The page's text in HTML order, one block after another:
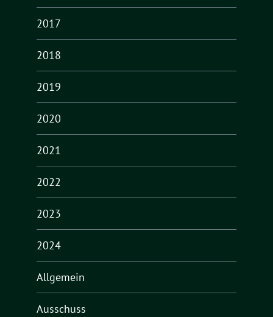
2017
2018
2019
2020
2021
2022
2023
2024
Allgemein
Ausschuss